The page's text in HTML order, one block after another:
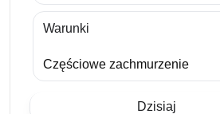
Warunki
Częściowe zachmurzenie
Dzisiaj